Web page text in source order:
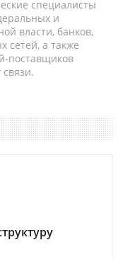
специалисты
и
власти, банков,
а также
поставщиков